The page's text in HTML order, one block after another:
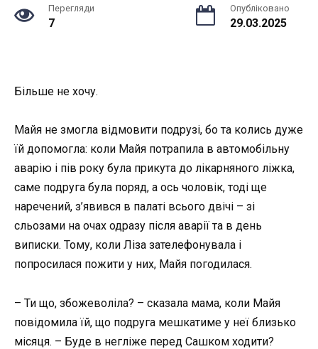
Перегляди
7
Опубліковано
29.03.2025
Більше не хочу.
Майя не змогла відмовити подрузі, бо та колись дуже
їй допомогла: коли Майя потрапила в автомобільну
аварію і пів року була прикута до лікарняного ліжка,
саме подруга була поряд, а ось чоловік, тоді ще
наречений, з’явився в палаті всього двічі – зі
сльозами на очах одразу після аварії та в день
виписки. Тому, коли Ліза зателефонувала і
попросилася пожити у них, Майя погодилася.
– Ти що, збожеволіла? – сказала мама, коли Майя
повідомила їй, що подруга мешкатиме у неї близько
місяця. – Буде в негліже перед Сашком ходити?